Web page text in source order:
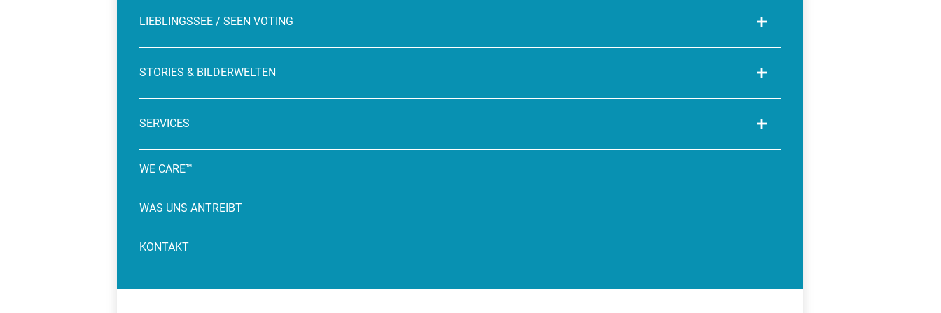
LIEBLINGSSEE / SEEN VOTING
STORIES & BILDERWELTEN
SERVICES
WE CARE™
WAS UNS ANTREIBT
KONTAKT